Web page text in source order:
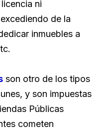
ni
de la
inmuebles a
son otro de los tipos
y son impuestas
Públicas
cometen